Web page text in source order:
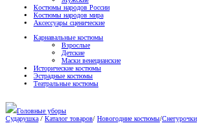
Костюмы народов России
Костюмы народов мира
Аксессуары сценические
Карнавальные костюмы
Взрослые
Детские
Маски венецианские
Исторические костюмы
Эстрадные костюмы
Театральные костюмы
Головные уборы
Сударушка / Каталог товаров/ Новогодние костюмы/Снегурочки